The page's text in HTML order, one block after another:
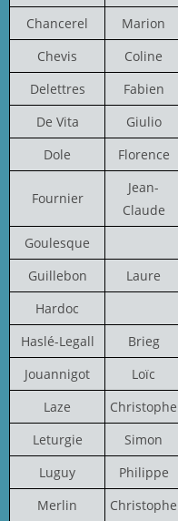
Chancerel Marion
Chevis
Coline
Delettres
Fabien
De Vita
Giulio
Dole
Florence
Fournier
Jean-
Claude
Goulesque
Guillebon
Laure
Hardoc
Haslé-Legall
Brieg
Jouannigot
Loïc
Laze
Christophe
Leturgie
Simon
Luguy
Philippe
Merlin
Christophe